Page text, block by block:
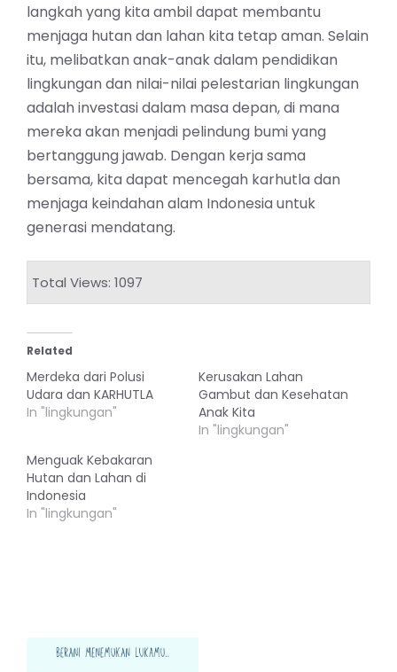
langkah yang kita ambil dapat membantu
menjaga hutan dan lahan kita tetap aman. Selain
itu, melibatkan anak-anak dalam pendidikan
lingkungan dan nilai-nilai pelestarian lingkungan
adalah investasi dalam masa depan, di mana
mereka akan menjadi pelindung bumi yang
bertanggung jawab. Dengan kerja sama
bersama, kita dapat mencegah karhutla dan
menjaga keindahan alam Indonesia untuk
generasi mendatang.
Total Views: 1097
Related
Merdeka dari Polusi
Udara dan KARHUTLA
In "lingkungan"
Kerusakan Lahan
Gambut dan Kesehatan
Anak Kita
In "lingkungan"
Menguak Kebakaran
Hutan dan Lahan di
Indonesia
In "lingkungan"